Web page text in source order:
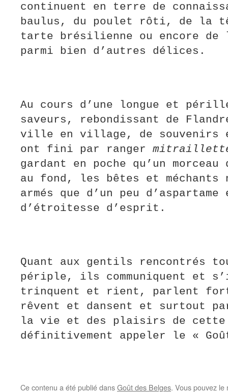
continuent en terre de
baulus, du poulet rôti, de la
tarte brésilienne ou encore de
parmi bien d’autres délices.
Au cours d’une longue et
saveurs, rebondissant de
ville en village, de
ont fini par ranger
gardant en poche qu’un
au fond, les bêtes et méchants
armés que d’un peu d’aspartame
d’étroitesse d’esprit.
Quant aux gentils rencontrés
périple, ils communiquent et
trinquent et rient, parlent
rêvent et dansent et surtout
la vie et des plaisirs de cette
définitivement appeler le «
Ce contenu a été publié dansGoût des Belges. Vous pouvez